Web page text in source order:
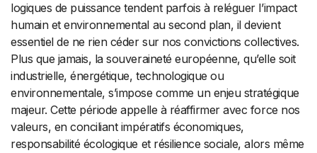
logiques de puissance tendent parfois à reléguer l’impact
humain et environnemental au second plan, il devient
essentiel de ne rien céder sur nos convictions collectives.
Plus que jamais, la souveraineté européenne, qu’elle soit
industrielle, énergétique, technologique ou
environnementale, s’impose comme un enjeu stratégique
majeur. Cette période appelle à réaffirmer avec force nos
valeurs, en conciliant impératifs économiques,
responsabilité écologique et résilience sociale, alors même